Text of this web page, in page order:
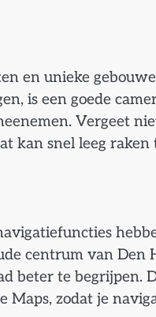
en unieke
is een goede
Vergeet
kan snel leeg
centrum van
beter te begrijpen.
Maps, zodat je